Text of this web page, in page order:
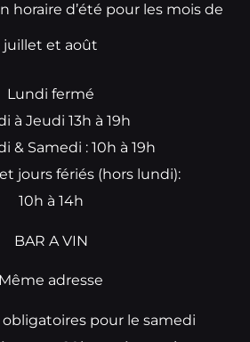
horaire d’été pour les mois de
juillet et août
Lundi fermé
à Jeudi 13h à 19h
& Samedi : 10h à 19h
jours fériés (hors lundi):
10h à 14h
BAR A VIN
Même adresse
pour le samedi